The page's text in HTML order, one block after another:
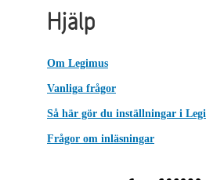
Hjälp
Om Legimus
Vanliga frågor
Så här gör du inställningar i
Frågor om inläsningar